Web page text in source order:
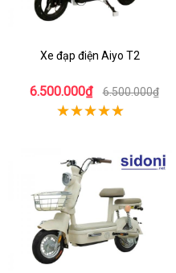
Xe đạp điện Aiyo T2
6.500.000₫ 6.500.000₫